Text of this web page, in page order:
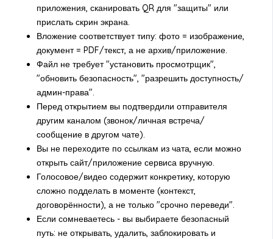
приложения, сканировать QR для "защиты" или
прислать скрин экрана.
Вложение соответствует типу: фото = изображение,
документ = PDF/текст, а не архив/приложение.
Файл не требует "установить просмотрщик",
"обновить безопасность", "разрешить доступность/
админ-права".
Перед открытием вы подтвердили отправителя
другим каналом (звонок/личная встреча/
сообщение в другом чате).
Вы не переходите по ссылкам из чата, если можно
открыть сайт/приложение сервиса вручную.
Голосовое/видео содержит конкретику, которую
сложно подделать в моменте (контекст,
договорённости), а не только "срочно переведи".
Если сомневаетесь - вы выбираете безопасный
путь: не открывать, удалить, заблокировать и